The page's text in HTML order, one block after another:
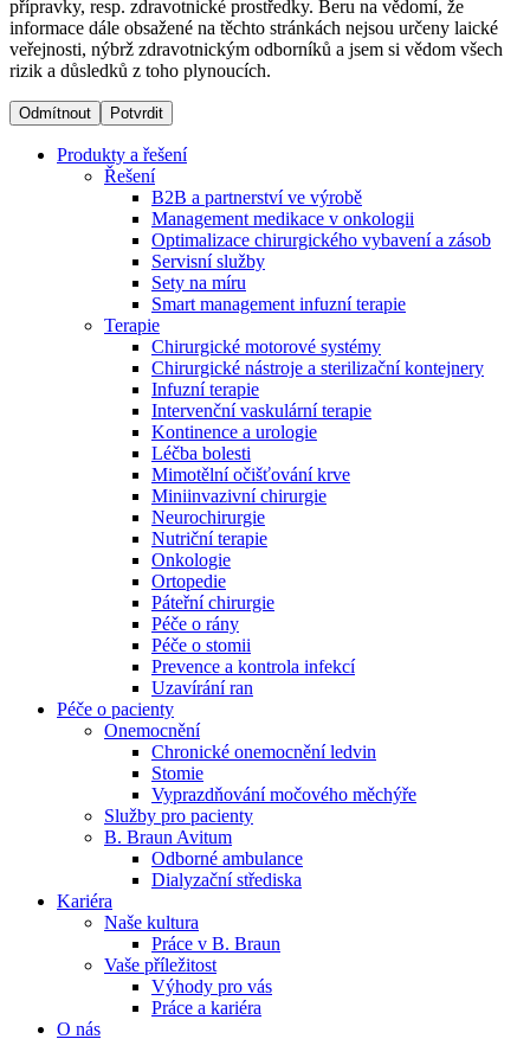
Produktový katalog​
Objevte naše produkty. Navštivte produktový katalog B.
Braun s našim kompletním produktovým portfoliem.
Dialyzační střediska​
B. Braun Avitum poskytuje kvalitní dialyzační péči ve všech
svých střediscích v České republice. Více informací se
dozvíte na stránkách jednotlivých středisek.
Odborné ambulance
Naše specializované ambulance jsou tu pro vás. Zvolte
specializaci a město, které potřebujete, a objednejte se do naší
ambulance.
Zůstaňte v dialogu s B. Braun. ​Kontaktujte nás.​
přípravky, resp. zdravotnické prostředky. Beru na vědomí, že
informace dále obsažené na těchto stránkách nejsou určeny laické
veřejnosti, nýbrž zdravotnickým odborníků a jsem si vědom všech
rizik a důsledků z toho plynoucích.
Odmítnout Potvrdit
Produkty a řešení
Řešení
B2B a partnerství ve výrobě
Management medikace v onkologii
Optimalizace chirurgického vybavení a zásob
Servisní služby
Sety na míru
Smart management infuzní terapie​
Terapie
Chirurgické motorové systémy
Chirurgické nástroje a sterilizační kontejnery
Infuzní terapie
Intervenční vaskulární terapie
Kontinence a urologie
Léčba bolesti
Mimotělní očišťování krve
Miniinvazivní chirurgie
Neurochirurgie
Nutriční terapie
Onkologie
Ortopedie
Páteřní chirurgie
Péče o rány
Péče o stomii
Prevence a kontrola infekcí
Uzavírání ran
Péče o pacienty
Onemocnění
Chronické onemocnění ledvin
Stomie
Vyprazdňování močového měchýře
Služby pro pacienty
B. Braun Avitum
Odborné ambulance
Dialyzační střediska
Kariéra
Naše kultura
Práce v B. Braun
Vaše příležitost​
Výhody pro vás
Práce a kariéra
O nás